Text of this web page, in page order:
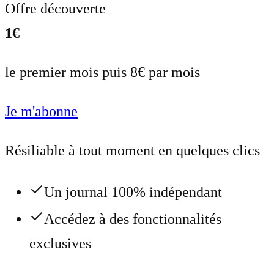
Offre découverte
1€
le premier mois puis 8€ par mois
Je m'abonne
Résiliable à tout moment en quelques clics
Un journal 100% indépendant
Accédez à des fonctionnalités
exclusives